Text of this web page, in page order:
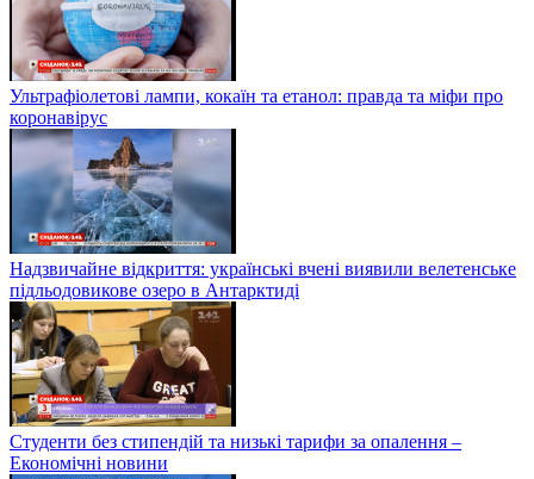
Ультрафіолетові лампи, кокаїн та етанол: правда та міфи про
коронавірус
Надзвичайне відкриття: українські вчені виявили велетенське
підльодовикове озеро в Антарктиді
Студенти без стипендій та низькі тарифи за опалення –
Економічні новини